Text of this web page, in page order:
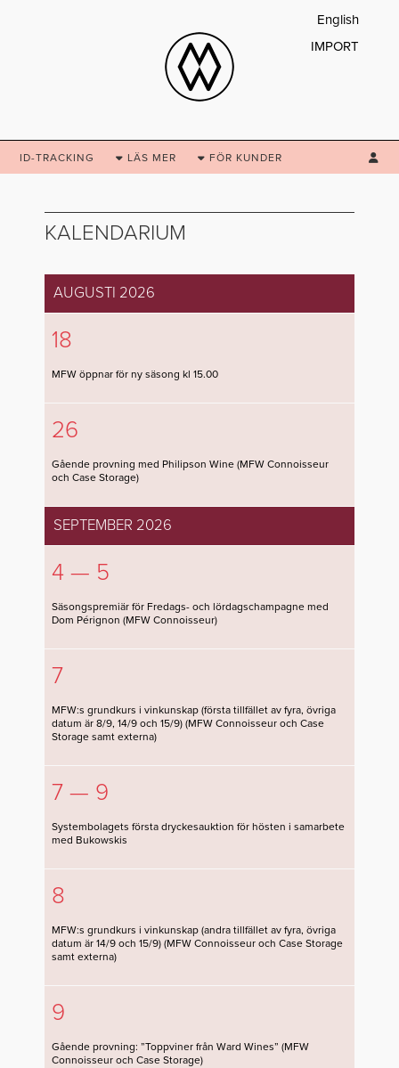
ID-TRACKING LÄS MER FÖR KUNDER
English
IMPORT
KALENDARIUM
AUGUSTI 2026
18
MFW öppnar för ny säsong kl 15.00
26
Gående provning med Philipson Wine (MFW Connoisseur
och Case Storage)
SEPTEMBER 2026
4 — 5
Säsongspremiär för Fredags- och lördagschampagne med
Dom Pérignon (MFW Connoisseur)
7
MFW:s grundkurs i vinkunskap (första tillfället av fyra, övriga
datum är 8/9, 14/9 och 15/9) (MFW Connoisseur och Case
Storage samt externa)
7 — 9
Systembolagets första dryckesauktion för hösten i samarbete
med Bukowskis
8
MFW:s grundkurs i vinkunskap (andra tillfället av fyra, övriga
datum är 14/9 och 15/9) (MFW Connoisseur och Case Storage
samt externa)
9
Gående provning: ”Toppviner från Ward Wines” (MFW
Connoisseur och Case Storage)